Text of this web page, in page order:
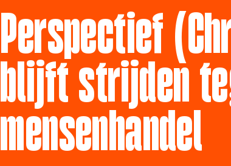
Perspectief
blijft strijden
mensenhandel